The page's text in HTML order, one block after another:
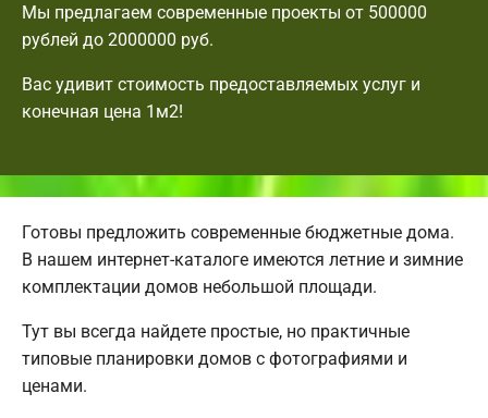
Мы предлагаем современные проекты от 500000
рублей до 2000000 руб.
Вас удивит стоимость предоставляемых услуг и
конечная цена 1м2!
Готовы предложить современные бюджетные дома.
В нашем интернет-каталоге имеются летние и зимние
комплектации домов небольшой площади.
Тут вы всегда найдете простые, но практичные
типовые планировки домов с фотографиями и
ценами.